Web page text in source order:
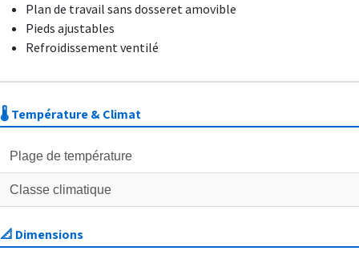
Plan de travail sans dosseret amovible
Pieds ajustables
Refroidissement ventilé
🌡️ Température & Climat
Plage de température
Classe climatique
📐 Dimensions